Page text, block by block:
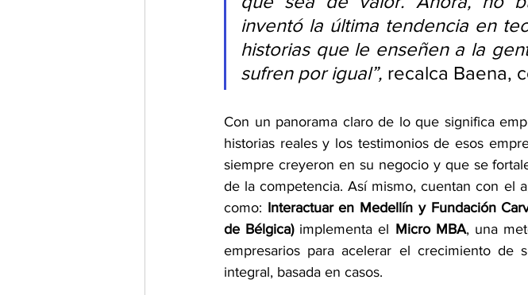
inventó la última tendencia en
historias que le enseñen a la
sufren por igual”, recalca Baena,
Con un panorama claro de lo que significa
historias reales y los testimonios de esos
siempre creyeron en su negocio y que se
de la competencia. Así mismo, cuentan con el
como: Interactuar en Medellín y Fundación
de Bélgica) implementa el Micro MBA, una
empresarios para acelerar el crecimiento de
integral, basada en casos.